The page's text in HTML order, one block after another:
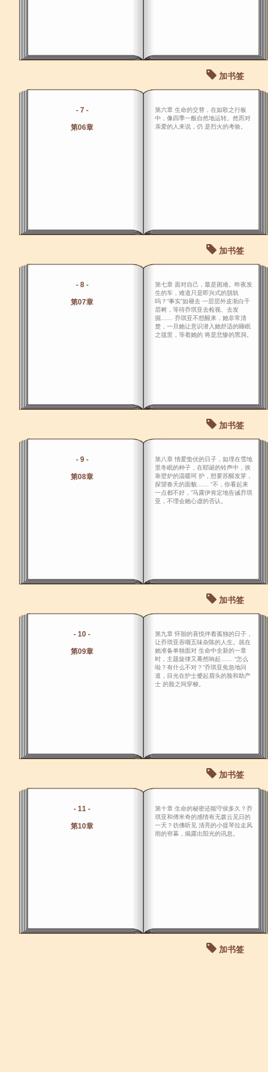
加书签
- 7 -
第06章
第六章 生命的交替，在如歌之行板
中，像四季一般自然地运转。然而对
亲爱的人来说，仍 是烈火的考验。
加书签
- 8 -
第07章
第七章 面对自己，最是困难。昨夜发
生的车，难道只是即兴式的脱轨
吗？“事实”如褪去 一层层外皮渐白千
层树，等待乔琪亚去检视、去发
掘…… 乔琪亚不想醒来，她非常清
楚，一旦她让意识潜入她舒适的睡眠
之毯里，等着她的 将是悲惨的黑洞。
加书签
- 9 -
第08章
第八章 情爱蛰伏的日子，如埋在雪地
里冬眠的种子，在耶诞的铃声中，挨
靠壁炉的温暖呵 护，想要苏醒发芽，
探望春天的面貌…… “不，你看起来
一点都不好，”马露伊肯定地告诫乔琪
亚，不理会她心虚的否认。
加书签
- 10 -
第09章
第九章 怀胎的喜悦伴着孤独的日子，
让乔琪亚吞咽五味杂陈的人生。就在
她准备单独面对 生命中全新的一章
时，主题旋律又蓦然响起…… “怎么
啦？有什么不对？”乔琪亚焦急地问
道，目光在护士蹙起眉头的脸和助产
士 的脸之间穿梭。
加书签
- 11 -
第10章
第十章 生命的秘密还能守侯多久？乔
琪亚和傅米奇的感情有无拨云见日的
一天？彷佛听见 清亮的小提琴拉走风
雨的帘幕，揭露出阳光的讯息。
加书签